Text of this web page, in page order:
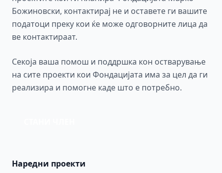
Божиновски, контактирај не и оставете ги вашите
податоци преку кои ќе може одговорните лица да
ве контактираат.
Секоја ваша помош и поддршка кон остварување
на сите проекти кои Фондацијата има за цел да ги
реализира и помогне каде што е потребно.
Наредни проекти